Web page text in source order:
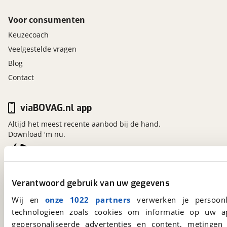
Verantwoord gebruik van uw gegevens
Wij en onze 1022 partners verwerken je
technologieën zoals cookies om informatie op
gepersonaliseerde advertenties en content,
Voor consumenten
Keuzecoach
Veelgestelde vragen
Blog
Contact
Kosterijland15
Bunnik
Een initiatief van
BOVAG
viaBOVAG.nl app
Altijd het meest recente aanbod bij de hand.
Download 'm nu.